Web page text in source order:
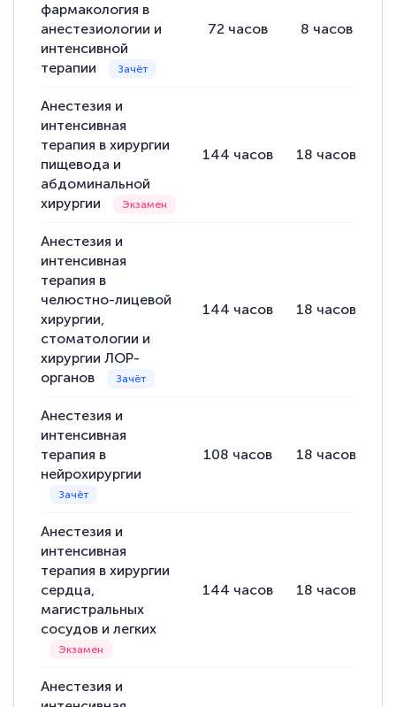
фармакология в
анестезиологии и
интенсивной
терапии
72 часов 8 часов
Анестезия и
интенсивная
терапия в хирургии
пищевода и
абдоминальной
хирургии
144 часов 18 часов
Анестезия и
интенсивная
терапия в
челюстно-лицевой
хирургии,
стоматологии и
хирургии ЛОР-
органов
144 часов 18 часов
Анестезия и
интенсивная
терапия в
нейрохирургии
108 часов 18 часов
Анестезия и
интенсивная
терапия в хирургии
сердца,
магистральных
сосудов и легких
144 часов 18 часов
Анестезия и